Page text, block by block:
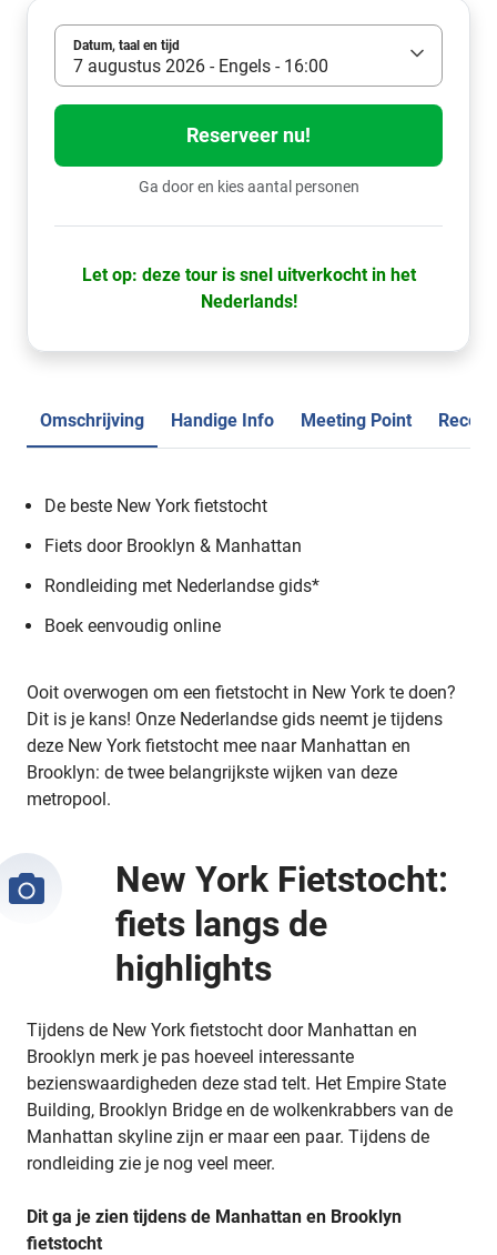
Datum, taal en tijd
7 augustus 2026 - Engels - 16:00
Reserveer nu!
Ga door en kies aantal personen
Let op: deze tour is snel uitverkocht in het
Nederlands!
Omschrijving Handige Info Meeting Point
De beste New York fietstocht
Fiets door Brooklyn & Manhattan
Rondleiding met Nederlandse gids*
Boek eenvoudig online
Ooit overwogen om een fietstocht in New York te doen?
Dit is je kans! Onze Nederlandse gids neemt je tijdens
deze New York fietstocht mee naar Manhattan en
Brooklyn: de twee belangrijkste wijken van deze
metropool.
New York Fietstocht:
fiets langs de
highlights
Tijdens de New York fietstocht door Manhattan en
Brooklyn merk je pas hoeveel interessante
bezienswaardigheden deze stad telt. Het Empire State
Building, Brooklyn Bridge en de wolkenkrabbers van de
Manhattan skyline zijn er maar een paar. Tijdens de
rondleiding zie je nog veel meer.
Dit ga je zien tijdens de Manhattan en Brooklyn
fietstocht